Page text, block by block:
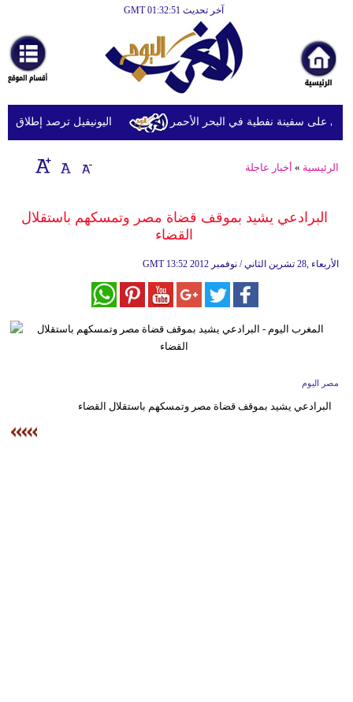
آخر تحديث GMT 01:32:51
أخبارعاجلة
رياضة
ثقافة
إقتصاد
وموسيقى
سياحة
أخبار
اليونيفيل ترصد إطلاق 113 مقذوفا إسرائيليا على لبنان خلال يوم واحد على سفينة نفطية في البحر الأحمر
الرئيسية » أخبار عاجلة
البرادعي يشيد بموقف قضاة مصر وتمسكهم باستقلال
القضاء
GMT 13:52 2012 الأربعاء ,28 تشرين الثاني / نوفمبر
مصر اليوم
البرادعي يشيد بموقف قضاة مصر وتمسكهم باستقلال القضاء